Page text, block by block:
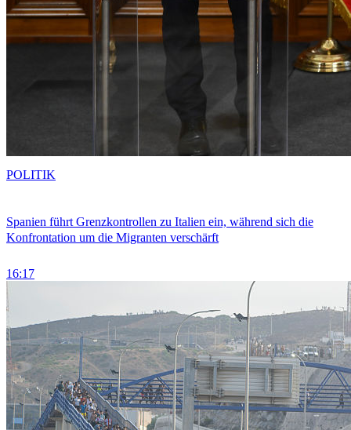
Spanien führt Grenzkontrollen zu Italien ein, während sich die
Konfrontation um die Migranten verschärft
16:17
POLITIK